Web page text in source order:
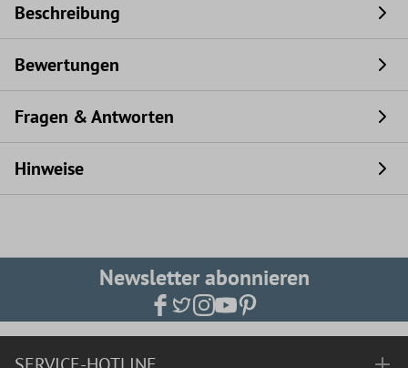
Beschreibung
Bewertungen
Fragen & Antworten
Hinweise
Newsletter abonnieren